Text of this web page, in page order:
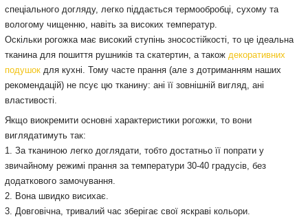
спеціального догляду, легко піддається термообробці, сухому та
вологому чищенню, навіть за високих температур.
Оскільки рогожка має високий ступінь зносостійкості, то це ідеальна
тканина для пошиття рушників та скатертин, а також декоративних
подушокдля кухні. Тому часте прання (але з дотриманням наших
рекомендацій) не псує цю тканину: ані її зовнішній вигляд, ані
властивості.
Якщо виокремити основні характеристики рогожки, то вони
виглядатимуть так:
1. За тканиною легко доглядати, тобто достатньо її попрати у
звичайному режимі прання за температури 30-40 градусів, без
додаткового замочування.
2. Вона швидко висихає.
3. Довговічна, тривалий час зберігає свої яскраві кольори.